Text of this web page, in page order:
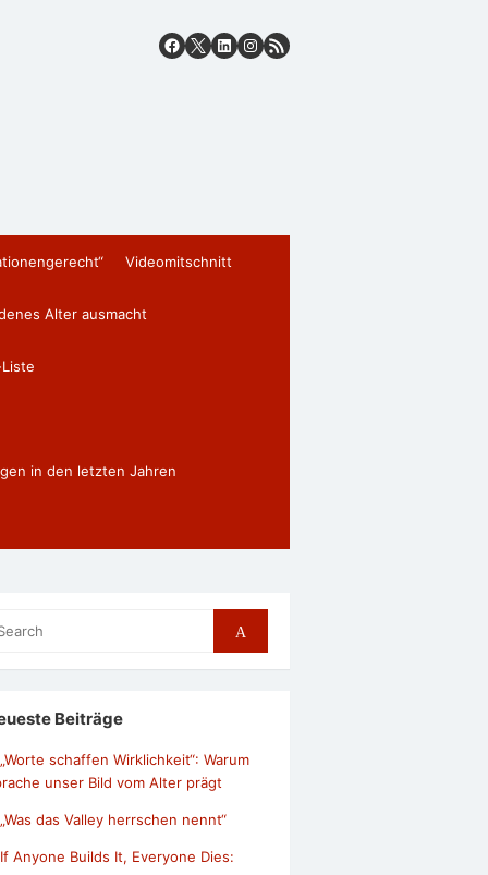
Videomitschnitt
Alter ausmacht
in den letzten Jahren
Search
Beiträge
„Worte schaffen Wirklichkeit“: Warum
unser Bild vom Alter prägt
„Was das Valley herrschen nennt“
If Anyone Builds It, Everyone Dies: